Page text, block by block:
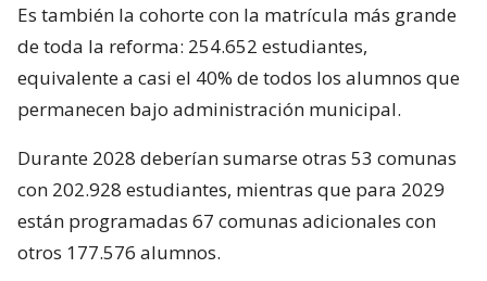
Es también la cohorte con la matrícula más grande
de toda la reforma: 254.652 estudiantes,
equivalente a casi el 40% de todos los alumnos que
permanecen bajo administración municipal.
Durante 2028 deberían sumarse otras 53 comunas
con 202.928 estudiantes, mientras que para 2029
están programadas 67 comunas adicionales con
otros 177.576 alumnos.